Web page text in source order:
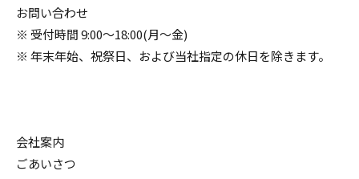
お問い合わせ
※ 受付時間 9:00～18:00(月～金)
※ 年末年始、祝祭日、および当社指定の休日を除きます。
会社案内
ごあいさつ